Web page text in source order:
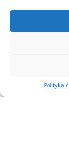
Polityka
pamięci DDR5 na
potrzeby AI i HPC